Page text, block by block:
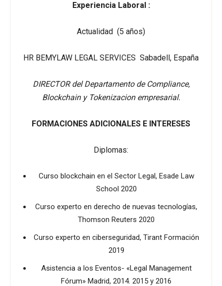
Experiencia Laboral :
Actualidad (5 años)
HR BEMYLAW LEGAL SERVICES Sabadell, España
DIRECTOR del Departamento de Compliance,
Blockchain y Tokenizacion empresarial.
FORMACIONES ADICIONALES E INTERESES
Diplomas:
Curso blockchain en el Sector Legal, Esade Law
School 2020
Curso experto en derecho de nuevas tecnologías,
Thomson Reuters 2020
Curso experto en ciberseguridad, Tirant Formación
2019
Asistencia a los Eventos- «Legal Management
Fórum» Madrid, 2014. 2015 y 2016